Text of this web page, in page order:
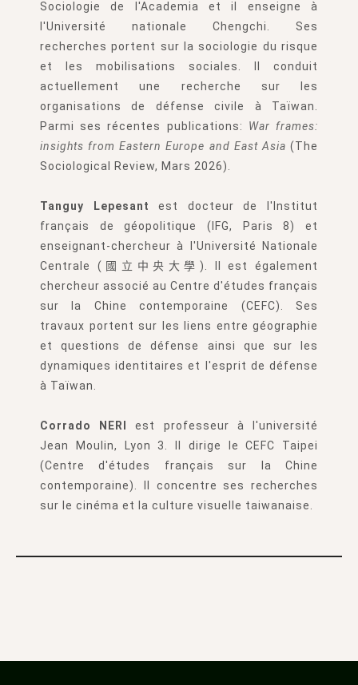
Sociologie de l'Academia et il enseigne à
l'Université nationale Chengchi. Ses
recherches portent sur la sociologie du risque
et les mobilisations sociales. Il conduit
actuellement une recherche sur les
organisations de défense civile à Taïwan.
Parmi ses récentes publications: War frames:
insights from Eastern Europe and East Asia (The
Sociological Review, Mars 2026).
Tanguy Lepesantest docteur de l'Institut
français de géopolitique (IFG, Paris 8) et
enseignant-chercheur à l'Université Nationale
Centrale (國立中央大學). Il est également
chercheur associé au Centre d'études français
sur la Chine contemporaine (CEFC). Ses
travaux portent sur les liens entre géographie
et questions de défense ainsi que sur les
dynamiques identitaires et l'esprit de défense
à Taïwan.
Corrado NERIest professeur à l'université
Jean Moulin, Lyon 3. Il dirige le CEFC Taipei
(Centre d'études français sur la Chine
contemporaine). Il concentre ses recherches
sur le cinéma et la culture visuelle taiwanaise.